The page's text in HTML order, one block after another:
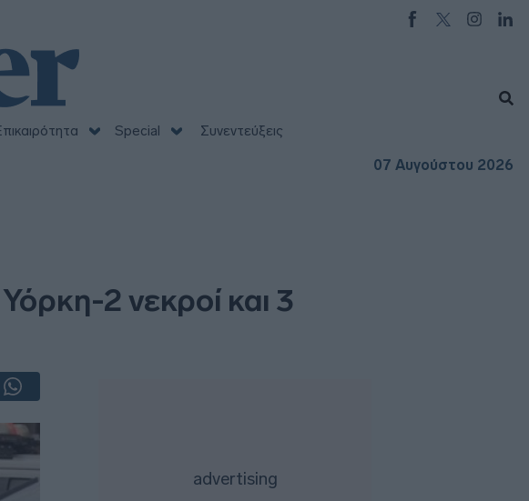
Special
Συνεντεύξεις
07 Αυγούστου 2026
2 νεκροί και 3